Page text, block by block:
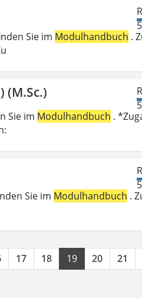
Sie im Modulhandbuch .
(M.Sc.)
Sie im Modulhandbuch .
Sie im Modulhandbuch .
17 18 19 20 21